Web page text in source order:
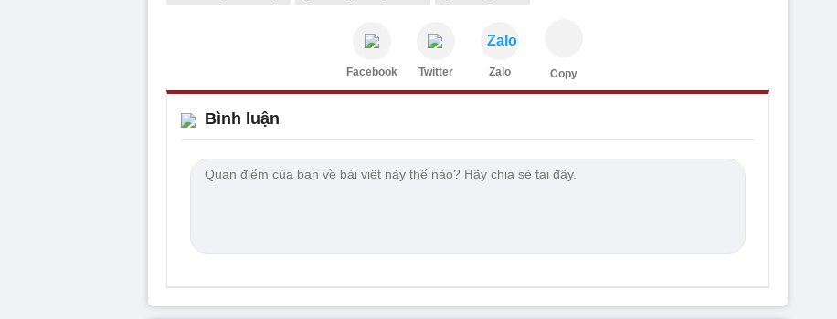
Facebook Twitter
Zalo
Zalo Copy
Bình luận